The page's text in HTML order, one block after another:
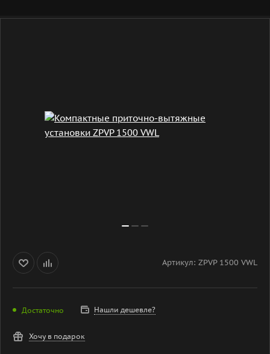
Артикул: ZPVP 1500 VWL
Достаточно Нашли дешевле?
Хочу в подарок